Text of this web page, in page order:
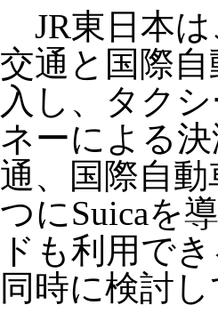
JR東日本は
交通と国際
入し、タク
ネーによる
通、国際自
つにSuicaを
ドも利用で
同時に検討